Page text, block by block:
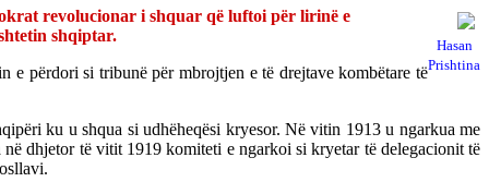
Hasan
Prishtina
revolucionar i shquar që luftoi për lirinë e
shqiptar.
përdori si tribunë për mbrojtjen e të drejtave kombëtare të
ku u shqua si udhëheqësi kryesor. Në vitin 1913 u ngarkua me
dhjetor të vitit 1919 komiteti e ngarkoi si kryetar të delegacionit të